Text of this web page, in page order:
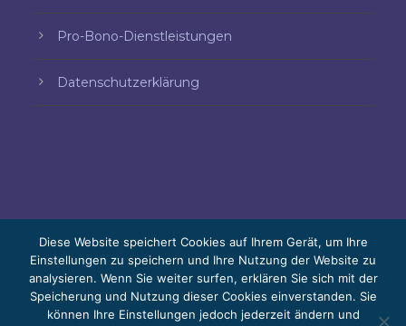
Pro-Bono-Dienstleistungen
Datenschutzerklärung
© 2026 Bello, Gallardo, Bonequi y García,
S.C.
Diese Website speichert Cookies auf Ihrem Gerät, um Ihre
Einstellungen zu speichern und Ihre Nutzung der Website zu
analysieren. Wenn Sie weiter surfen, erklären Sie sich mit der
Speicherung und Nutzung dieser Cookies einverstanden. Sie
können Ihre Einstellungen jedoch jederzeit ändern und